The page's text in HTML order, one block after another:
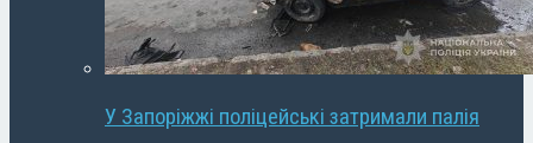
У Запоріжжі поліцейські затримали палія